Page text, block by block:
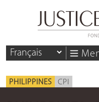
PHILIPPINES CPI